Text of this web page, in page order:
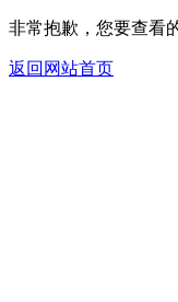
非常抱歉，您要查看
返回网站首页